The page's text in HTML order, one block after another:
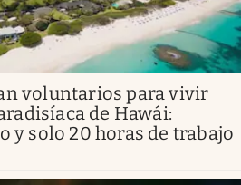
voluntarios para vivir
de Hawái:
y solo 20 horas de trabajo